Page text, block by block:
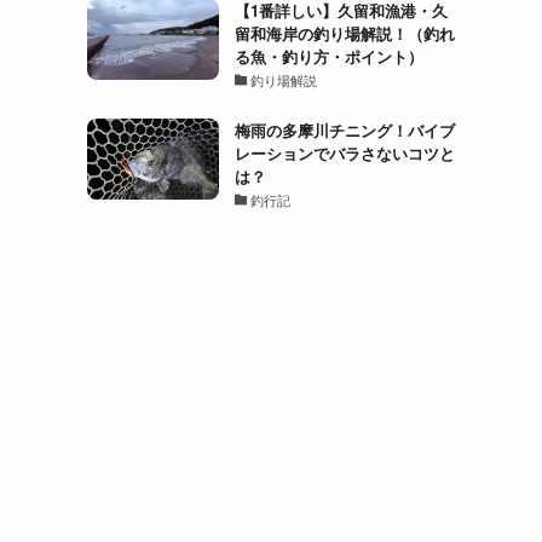
【1番詳しい】久留和漁港・久
留和海岸の釣り場解説！（釣れ
る魚・釣り方・ポイント）
釣り場解説
梅雨の多摩川チニング！バイブ
レーションでバラさないコツと
は？
釣行記